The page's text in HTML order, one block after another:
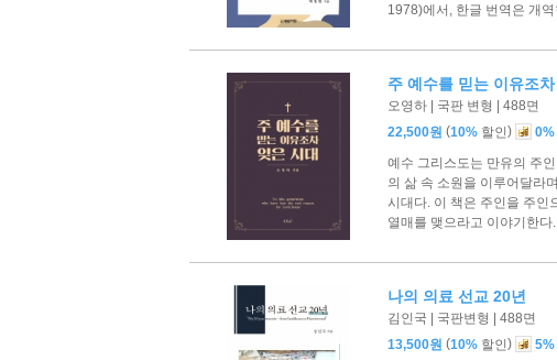
1978)에서, 한글 번역은 개
주 예수를 믿는 이유조
오영하 | 국판 변형 | 488면
22,500원 (10% 할인) 0%
예수 그리스도는 만유의 주
의 삶 속 소원을 이루어달라
시대다. 이 책은 주인을 주인
열매를 맺으라고 이야기한다.
나의 의료 선교 20년
김인국 | 국판변형 | 488면
13,500원 (10% 할인) 5%